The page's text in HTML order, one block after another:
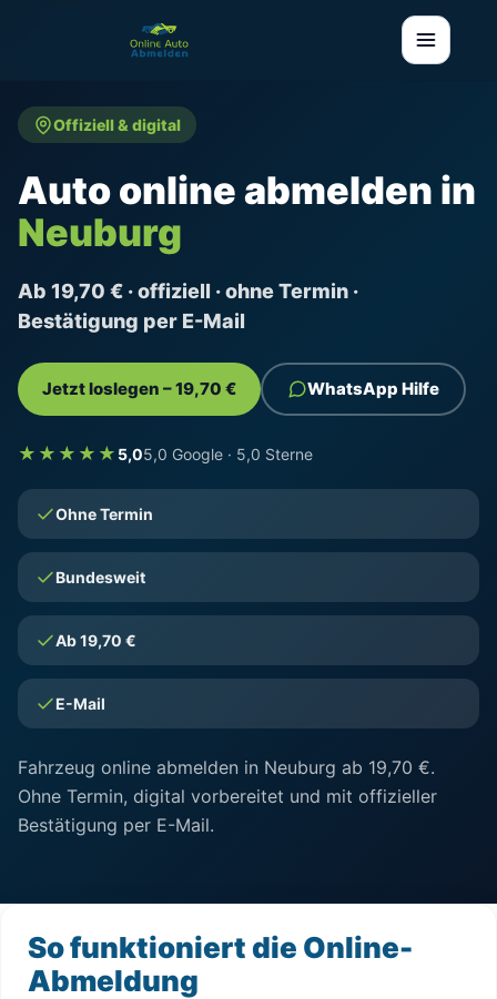
Offiziell & digital
Auto online abmelden in
Neuburg
Ab 19,70 € · offiziell · ohne Termin ·
Bestätigung per E-Mail
Jetzt loslegen – 19,70 € WhatsApp Hilfe
★★★★★ 5,05,0 Google · 5,0 Sterne
Ohne Termin
Bundesweit
Ab 19,70 €
E-Mail
Fahrzeug online abmelden in Neuburg ab 19,70 €.
Ohne Termin, digital vorbereitet und mit offizieller
Bestätigung per E-Mail.
So funktioniert die Online-
Abmeldung